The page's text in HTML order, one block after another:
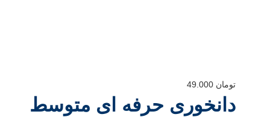
تومان
دانخوری حرفه ای متوسط